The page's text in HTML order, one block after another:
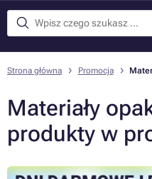
Strona główna Promocja
Materiały
produkty w